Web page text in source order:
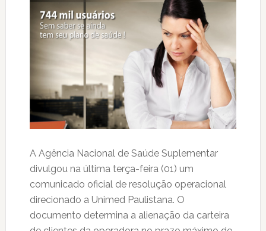
A Agência Nacional de Saúde Suplementar
divulgou na última terça-feira (01) um
comunicado oficial de resolução operacional
direcionado a Unimed Paulistana. O
documento determina a alienação da carteira